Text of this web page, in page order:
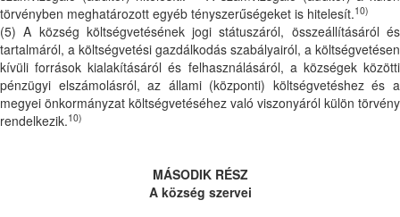
törvényben meghatározott egyéb tényszerűségeket is hitelesít.10)
(5) A község költségvetésének jogi státuszáról, összeállításáról és
tartalmáról, a költségvetési gazdálkodás szabályairól, a költségvetésen
kívüli források kialakításáról és felhasználásáról, a községek közötti
pénzügyi elszámolásról, az állami (központi) költségvetéshez és a
megyei önkormányzat költségvetéséhez való viszonyáról külön törvény
rendelkezik.10)
MÁSODIK RÉSZ
A község szervei